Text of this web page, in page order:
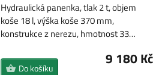
Hydraulická panenka, tlak 2 t, objem
koše 18 l, výška koše 370 mm,
konstrukce z nerezu, hmotnost 33…
9 180 Kč
Do košíku